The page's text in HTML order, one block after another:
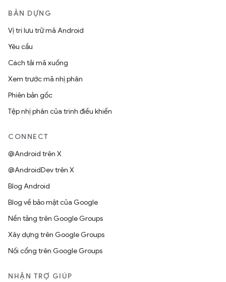
BẢN DỰNG
Vị trí lưu trữ mã Android
Yêu cầu
Cách tải mã xuống
Xem trước mã nhị phân
Phiên bản gốc
Tệp nhị phân của trình điều khiển
CONNECT
@Android trên X
@AndroidDev trên X
Blog Android
Blog về bảo mật của Google
Nền tảng trên Google Groups
Xây dựng trên Google Groups
Nối cổng trên Google Groups
NHẬN TRỢ GIÚP